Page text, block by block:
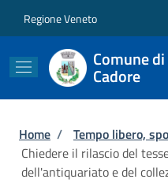
Regione Veneto
Comune
Cadore
Briciole di
Home / Tempo libero,
Chiedere il rilascio del
dell'antiquariato e del